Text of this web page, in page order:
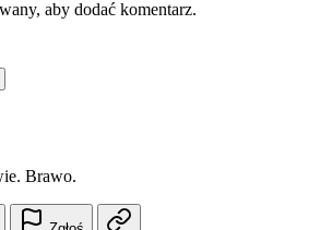
aby dodać komentarz.
Brawo.